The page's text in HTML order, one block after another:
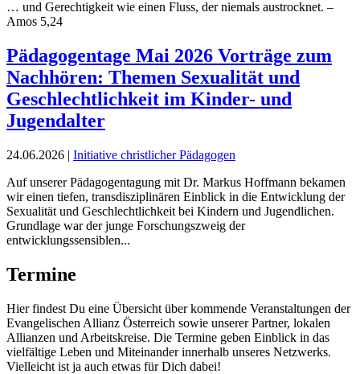
… und Gerechtigkeit wie einen Fluss, der niemals austrocknet. –
Amos 5,24
Pädagogentage Mai 2026 Vorträge zum
Nachhören: Themen Sexualität und
Geschlechtlichkeit im Kinder- und
Jugendalter
24.06.2026 | Initiative christlicher Pädagogen
Auf unserer Pädagogentagung mit Dr. Markus Hoffmann bekamen
wir einen tiefen, transdisziplinären Einblick in die Entwicklung der
Sexualität und Geschlechtlichkeit bei Kindern und Jugendlichen.
Grundlage war der junge Forschungszweig der
entwicklungssensiblen...
Termine
Hier findest Du eine Übersicht über kommende Veranstaltungen der
Evangelischen Allianz Österreich sowie unserer Partner, lokalen
Allianzen und Arbeitskreise. Die Termine geben Einblick in das
vielfältige Leben und Miteinander innerhalb unseres Netzwerks.
Vielleicht ist ja auch etwas für Dich dabei!